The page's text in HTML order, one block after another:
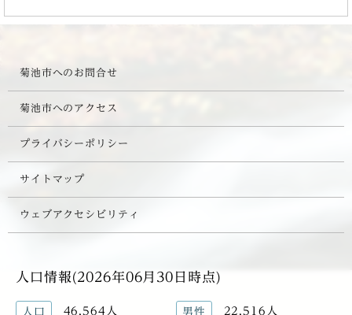
菊池市へのお問合せ
菊池市へのアクセス
プライバシーポリシー
サイトマップ
ウェブアクセシビリティ
人口情報(2026年06月30日時点)
人口 46,564人 男性 22,516人